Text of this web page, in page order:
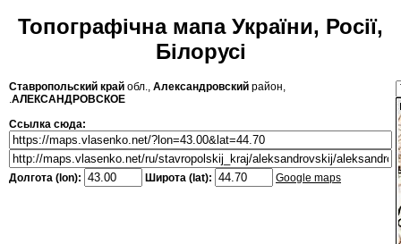
Топографічна мапа України, Росії,
Білорусі
Ставропольский край обл., Александровский район,
.АЛЕКСАНДРОВСКОЕ
Ссылка сюда:
Долгота (lon): Широта (lat): Google maps